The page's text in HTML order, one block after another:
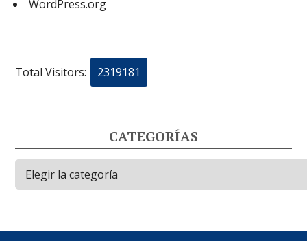
WordPress.org
Total Visitors: 2319181
CATEGORÍAS
Categorías